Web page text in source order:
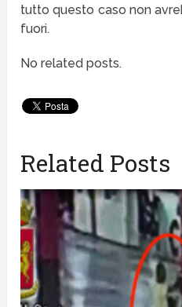
tutto questo caso non
fuori.
No related posts.
Related Posts